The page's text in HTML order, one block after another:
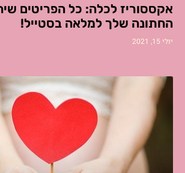
אקססוריז לכלה: כל הפריטים
החתונה שלך למלאה בסטייל!
יולי 15, 2021